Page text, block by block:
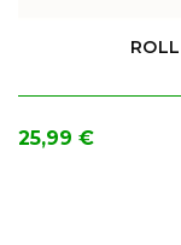
Precio
25,99 €